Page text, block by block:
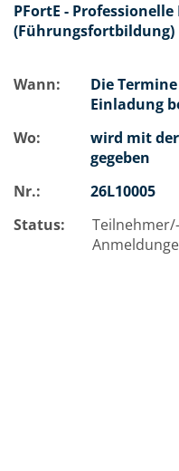
PFortE -
(Führungsfortbildung)
Wann:
Die
Einladung
Wo:
wird mit
gegeben
Nr.:
26L10005
Status: